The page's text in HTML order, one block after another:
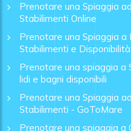
Prenotare una Spiaggia
Stabilimenti Online
Prenotare una Spiaggia a
Stabilimenti e Disponibilità
Prenotare una spiaggia a
lidi e bagni disponibili
Prenotare una Spiaggia
Stabilimenti - GoToMare
Prenotare una spiaggia a